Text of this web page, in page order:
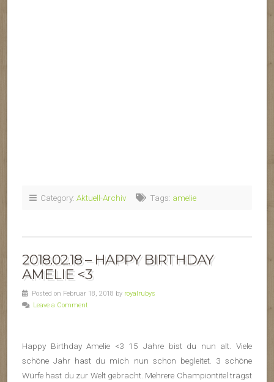
Category: Aktuell-Archiv Tags: amelie
2018.02.18 – HAPPY BIRTHDAY
AMELIE <3
Posted on Februar 18, 2018 by royalrubys
Leave a Comment
Happy Birthday Amelie <3 15 Jahre bist du nun alt. Viele
schöne Jahr hast du mich nun schon begleitet. 3 schöne
Würfe hast du zur Welt gebracht. Mehrere Championtitel trägst